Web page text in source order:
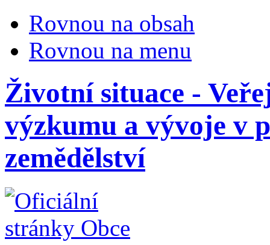
Rovnou na obsah
Rovnou na menu
Životní situace -
výzkumu a vývoje v
zemědělství